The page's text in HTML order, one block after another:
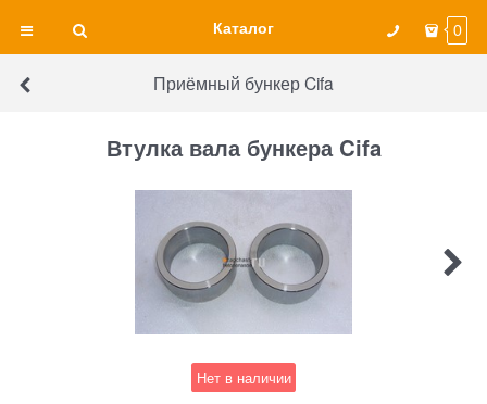
Каталог 0
Приёмный бункер Cifa
Втулка вала бункера Cifa
Нет в наличии